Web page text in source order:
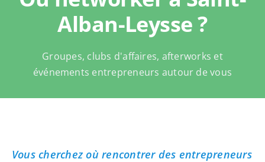
Alban-Leysse ?
Groupes, clubs d'affaires, afterworks et
événements entrepreneurs autour de vous
Vous cherchez où rencontrer des entrepreneurs